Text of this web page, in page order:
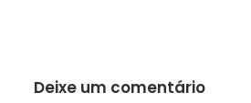
Deixe um comentário